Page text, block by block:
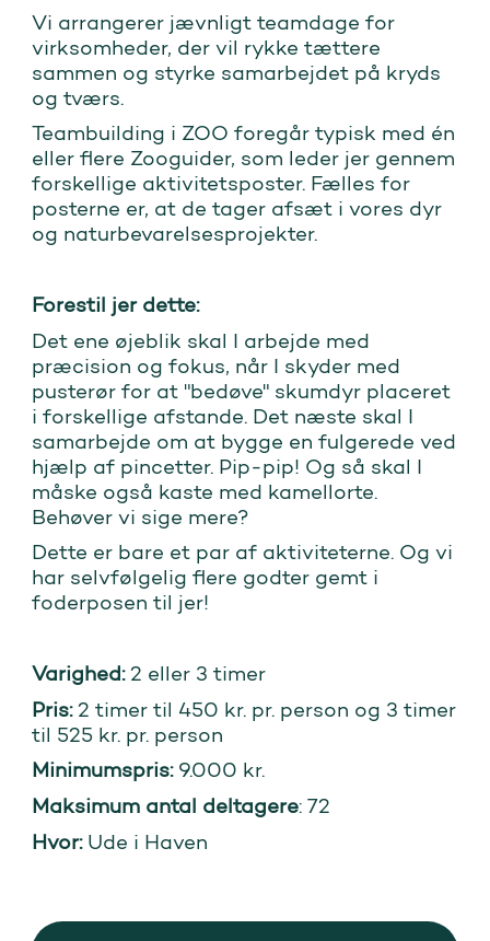
Vi arrangerer jævnligt teamdage for
virksomheder, der vil rykke tættere
sammen og styrke samarbejdet på kryds
og tværs.
Teambuilding i ZOO foregår typisk med én
eller flere Zooguider, som leder jer gennem
forskellige aktivitetsposter. Fælles for
posterne er, at de tager afsæt i vores dyr
og naturbevarelsesprojekter.
Forestil jer dette:
Det ene øjeblik skal I arbejde med
præcision og fokus, når I skyder med
pusterør for at "bedøve" skumdyr placeret
i forskellige afstande. Det næste skal I
samarbejde om at bygge en fulgerede ved
hjælp af pincetter. Pip-pip! Og så skal I
måske også kaste med kamellorte.
Behøver vi sige mere?
Dette er bare et par af aktiviteterne. Og vi
har selvfølgelig flere godter gemt i
foderposen til jer!
Varighed:2 eller 3 timer
Pris:2 timer til 450 kr. pr. person og 3 timer
til 525 kr. pr. person
Minimumspris:9.000 kr.
Maksimum antal deltagere: 72
Hvor:Ude i Haven